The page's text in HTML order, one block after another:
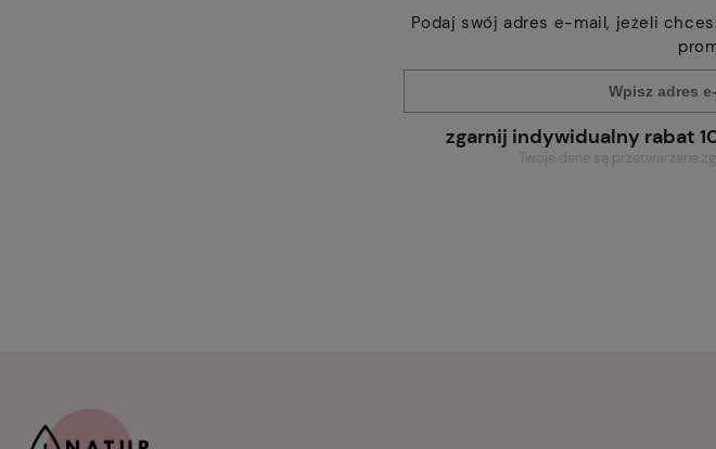
Podaj swój adres e-mail, jeżeli
zgarnij indywidualny rabat